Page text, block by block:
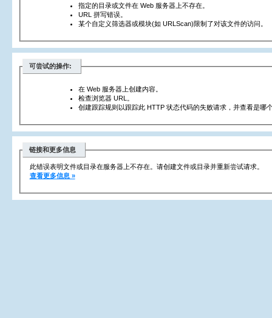
指定的目录或文件在 Web 服务器上不存在。
URL 拼写错误。
某个自定义筛选器或模块(如 URLScan)限制了对该文件的访问。
可尝试的操作:
在 Web 服务器上创建内容。
检查浏览器 URL。
创建跟踪规则以跟踪此 HTTP 状态代码的失败请求，并查看是哪
链接和更多信息
此错误表明文件或目录在服务器上不存在。请创建文件或目录并重新尝试请求。
查看更多信息 »